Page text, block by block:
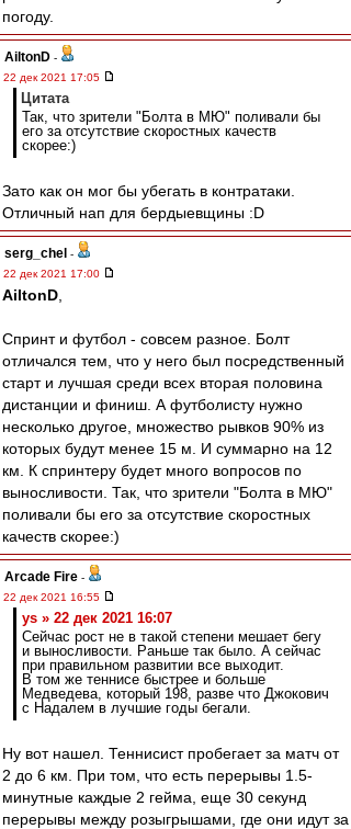
погоду.
AiltonD -
22 дек 2021 17:05
Цитата
Так, что зрители "Болта в МЮ" поливали бы
его за отсутствие скоростных качеств
скорее:)
Зато как он мог бы убегать в контратаки.
Отличный нап для бердыевщины :D
serg_chel -
22 дек 2021 17:00
AiltonD
Спринт и футбол - совсем разное. Болт
отличался тем, что у него был посредственный
старт и лучшая среди всех вторая половина
дистанции и финиш. А футболисту нужно
несколько другое, множество рывков 90% из
которых будут менее 15 м. И суммарно на 12
км. К спринтеру будет много вопросов по
выносливости. Так, что зрители "Болта в МЮ"
поливали бы его за отсутствие скоростных
качеств скорее:)
Arcade Fire -
22 дек 2021 16:55
ys » 22 дек 2021 16:07
Сейчас рост не в такой степени мешает бегу
и выносливости. Раньше так было. А сейчас
при правильном развитии все выходит.
В том же теннисе быстрее и больше
Медведева, который 198, разве что Джокович
с Надалем в лучшие годы бегали.
Ну вот нашел. Теннисист пробегает за матч от
2 до 6 км. При том, что есть перерывы 1.5-
минутные каждые 2 гейма, еще 30 секунд
перерывы между розыгрышами, где они идут за